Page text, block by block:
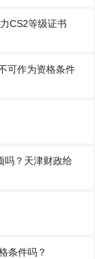
CS2等级证书
可作为资格条件
吗？天津财政给
条件吗？